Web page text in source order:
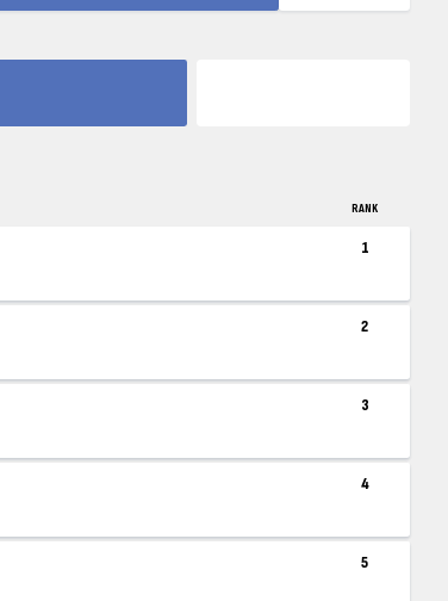
RANK
1
2
3
4
5